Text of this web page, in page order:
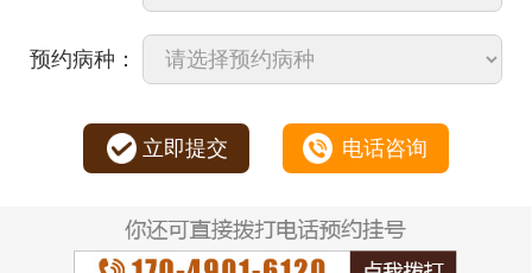
预约病种：
立即提交 电话咨询